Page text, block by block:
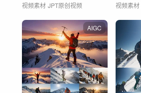
视频素材 JPT原创视频 视频素材
AIGC